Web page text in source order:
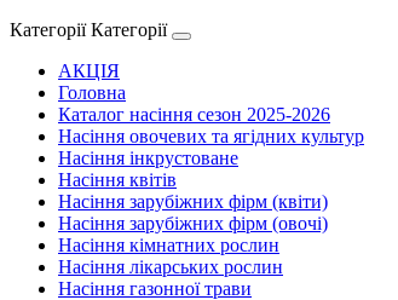
Категорії Категорії
АКЦІЯ
Головна
Каталог насіння сезон 2025-2026
Насіння овочевих та ягідних культур
Насіння інкрустоване
Насіння квітів
Насіння зарубіжних фірм (квіти)
Насіння зарубіжних фірм (овочі)
Насіння кімнатних рослин
Насіння лікарських рослин
Насіння газонної трави